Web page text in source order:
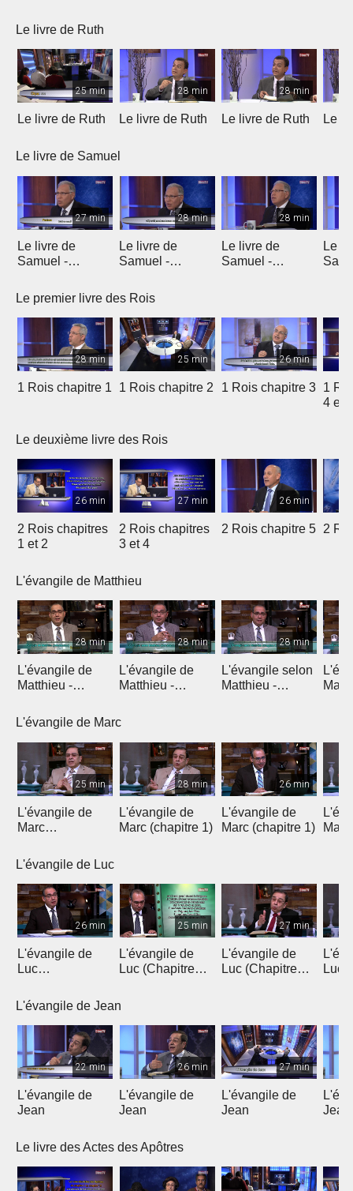
Le livre de Ruth
25 min
Le livre de Ruth
28 min
Le livre de Ruth
28 min
Le livre de Ruth Le
Le livre de Samuel
27 min
Le livre de
Samuel -
28 min
Le livre de
Samuel -
28 min
Le livre de
Samuel -
Le
Le premier livre des Rois
28 min
1 Rois chapitre 1
25 min
1 Rois chapitre 2
26 min
1 Rois chapitre 3
1
4 et 5
Le deuxième livre des Rois
26 min
2 Rois chapitres
1 et 2
27 min
2 Rois chapitres
3 et 4
26 min
2 Rois chapitre 5 2
L'évangile de Matthieu
28 min
L'évangile de
Matthieu -
28 min
L'évangile de
Matthieu -
28 min
L'évangile selon
Matthieu -
L'évangile de Marc
25 min
L'évangile de
Marc
28 min
L'évangile de
Marc (chapitre 1)
26 min
L'évangile de
Marc (chapitre 1)
L'évangile de Luc
26 min
L'évangile de
Luc
25 min
L'évangile de
Luc (Chapitre
27 min
L'évangile de
Luc (Chapitre
Luc
L'évangile de Jean
22 min
L'évangile de
Jean
26 min
L'évangile de
Jean
27 min
L'évangile de
Jean
Jean
Le livre des Actes des Apôtres